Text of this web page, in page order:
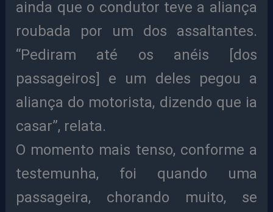
ainda que o condutor teve a aliança
roubada por um dos assaltantes.
“Pediram até os anéis [dos
passageiros] e um deles pegou a
aliança do motorista, dizendo que ia
casar”, relata.
O momento mais tenso, conforme a
testemunha, foi quando uma
passageira, chorando muito, se